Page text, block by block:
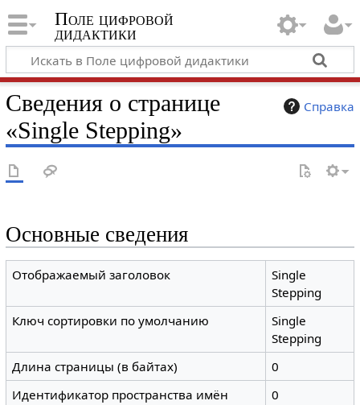
Поле цифровой
дидактики
Справка
Сведения о странице
«Single Stepping»
Основные сведения
Отображаемый заголовок
Single
Stepping
Ключ сортировки по умолчанию
Single
Stepping
Длина страницы (в байтах)
0
Идентификатор пространства имён
0